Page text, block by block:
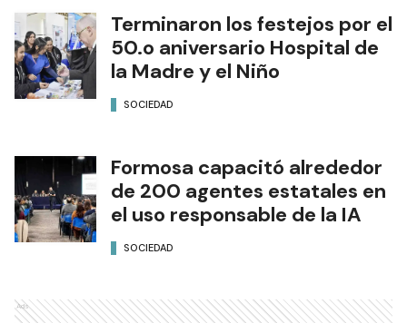
Terminaron los festejos por el
50.o aniversario Hospital de
la Madre y el Niño
SOCIEDAD
Formosa capacitó alrededor
de 200 agentes estatales en
el uso responsable de la IA
SOCIEDAD
Ads